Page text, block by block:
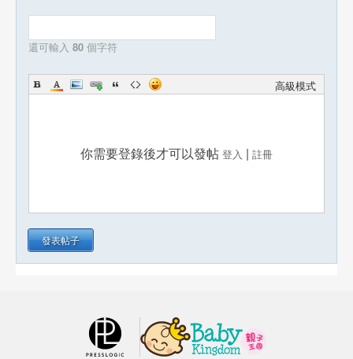
還可輸入 80 個字符
高級模式
你需要登錄後才可以發帖 登入 | 註冊
發表帖子